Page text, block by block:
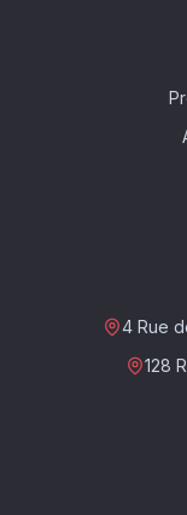
4 Rue
128